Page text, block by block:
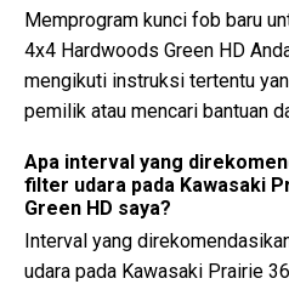
Memprogram kunci fob baru
4x4 Hardwoods Green HD
mengikuti instruksi tertentu
pemilik atau mencari bantuan
Apa interval yang
filter udara pada Kawasaki
Green HD saya?
Interval yang
udara pada Kawasaki Prairie